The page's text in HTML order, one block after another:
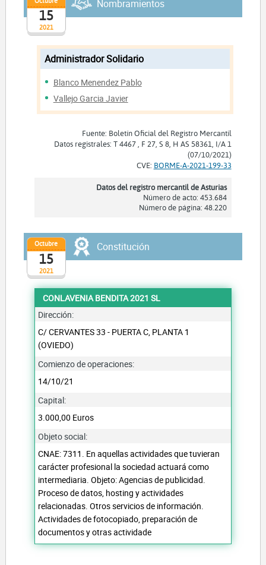
2021
15
Nombramientos
Administrador Solidario
Blanco Menendez Pablo
Vallejo Garcia Javier
Fuente: Boletín Oficial del Registro Mercantil
Datos registrales: T 4467 , F 27, S 8, H AS 58361, I/A 1
(07/10/2021)
CVE: BORME-A-2021-199-33
Datos del registro mercantil de Asturias
Número de acto: 453.684
Número de página: 48.220
2021
Octubre
15
Constitución
CONLAVENIA BENDITA 2021 SL
Dirección:
C/ CERVANTES 33 - PUERTA C, PLANTA 1
(OVIEDO)
Comienzo de operaciones:
14/10/21
Capital:
3.000,00 Euros
Objeto social:
CNAE: 7311. En aquellas actividades que tuvieran
carácter profesional la sociedad actuará como
intermediaria. Objeto: Agencias de publicidad.
Proceso de datos, hosting y actividades
relacionadas. Otros servicios de información.
Actividades de fotocopiado, preparación de
documentos y otras actividade